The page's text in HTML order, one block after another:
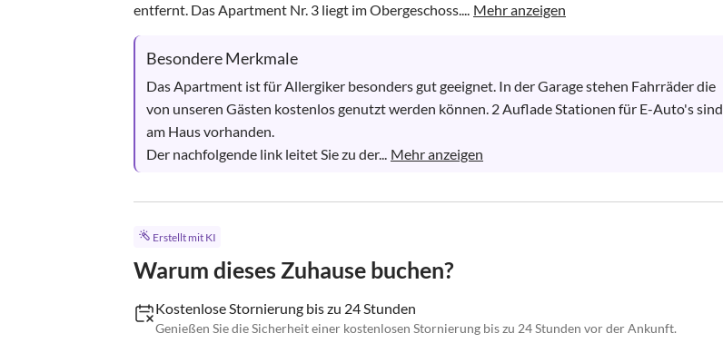
entfernt. Das Apartment Nr. 3 liegt im Obergeschoss.... Mehr anzeigen
Besondere Merkmale
Das Apartment ist für Allergiker besonders gut geeignet. In der Garage stehen Fahrräder die
von unseren Gästen kostenlos genutzt werden können. 2 Auflade Stationen für E-Auto's sind
am Haus vorhanden.
Der nachfolgende link leitet Sie zu der... Mehr anzeigen
Erstellt mit KI
Warum dieses Zuhause buchen?
Kostenlose Stornierung bis zu 24 Stunden
Genießen Sie die Sicherheit einer kostenlosen Stornierung bis zu 24 Stunden vor der Ankunft.